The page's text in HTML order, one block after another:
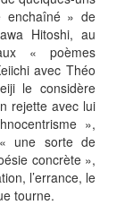
enchaîné » de
Hitoshi, au
« poèmes
avec Théo
le considère
rejette avec lui
»,
une sorte de
concrète »,
l’errance, le
tourne.